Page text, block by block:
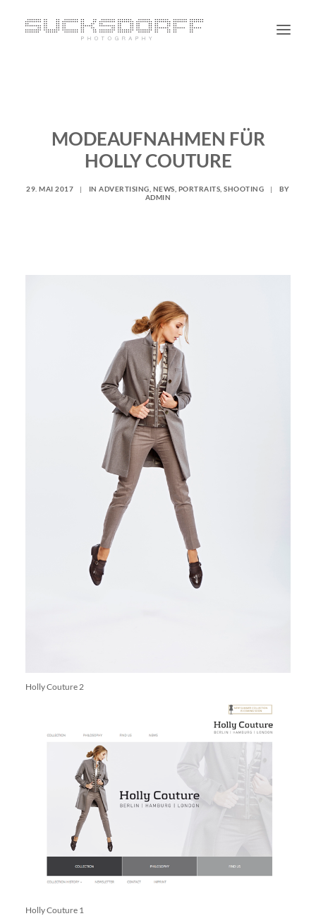
PERSONALMODEAUFNAHMEN FÜR
HOLLY COUTURE
29. MAI 2017 | INADVERTISING NEWS PORTRAITS ,SHOOTING |
BY
ADMIN
Holly Couture 2
Holly Couture 1